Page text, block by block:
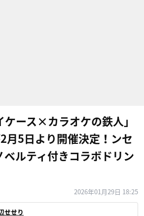
ケース×カラオケの鉄人」
月5日より開催決定！ンセ
ベルティ付きコラボドリン
2026年01月29日 18:25
せせり